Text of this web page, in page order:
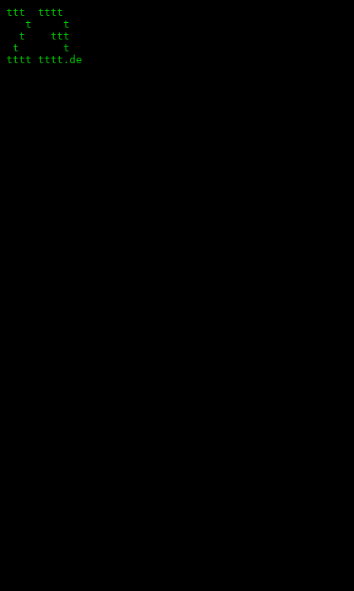
ttt  tttt
   t     t
  t    ttt
t       t
tttt tttt.de